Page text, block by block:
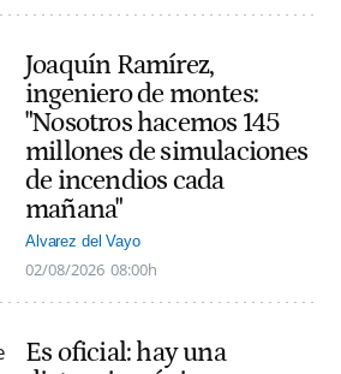
Joaquín Ramírez,
ingeniero de montes:
"Nosotros hacemos 145
millones de simulaciones
de incendios cada
mañana"
Alvarez del Vayo
02/08/2026 08:00h
Es oficial: hay una